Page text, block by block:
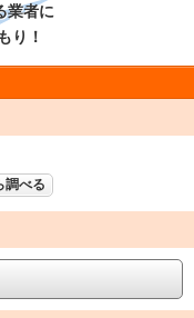
業者に
り！
調べる